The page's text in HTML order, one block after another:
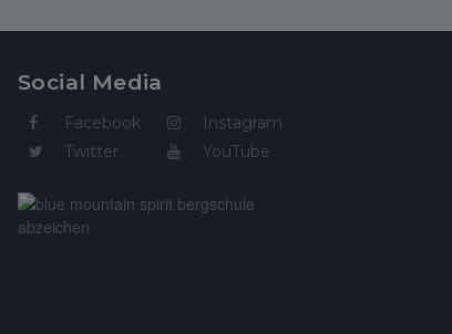
Social Media
Facebook
Twitter
Instagram
YouTube